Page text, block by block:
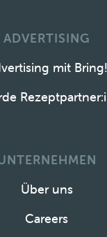
ADVERTISING
mit Bring!
Über uns
Careers